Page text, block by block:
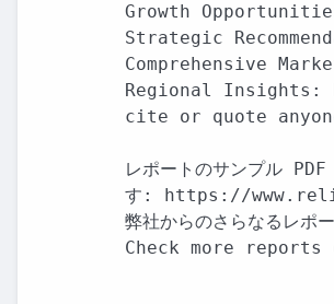
Growth
Strategic
Comprehensive
Regional Insights:
cite or quote
レポートのサンプル PDF
す: https://
弊社からのさらなるレポ
Check more